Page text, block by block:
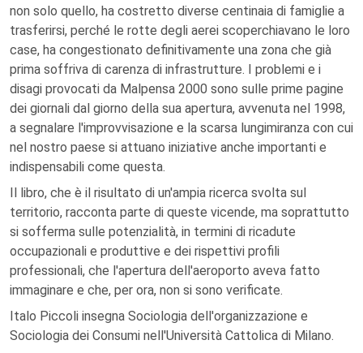
non solo quello, ha costretto diverse centinaia di famiglie a
trasferirsi, perché le rotte degli aerei scoperchiavano le loro
case, ha congestionato definitivamente una zona che già
prima soffriva di carenza di infrastrutture. I problemi e i
disagi provocati da Malpensa 2000 sono sulle prime pagine
dei giornali dal giorno della sua apertura, avvenuta nel 1998,
a segnalare l'improvvisazione e la scarsa lungimiranza con cui
nel nostro paese si attuano iniziative anche importanti e
indispensabili come questa.
Il libro, che è il risultato di un'ampia ricerca svolta sul
territorio, racconta parte di queste vicende, ma soprattutto
si sofferma sulle potenzialità, in termini di ricadute
occupazionali e produttive e dei rispettivi profili
professionali, che l'apertura dell'aeroporto aveva fatto
immaginare e che, per ora, non si sono verificate.
Italo Piccoli insegna Sociologia dell'organizzazione e
Sociologia dei Consumi nell'Università Cattolica di Milano.